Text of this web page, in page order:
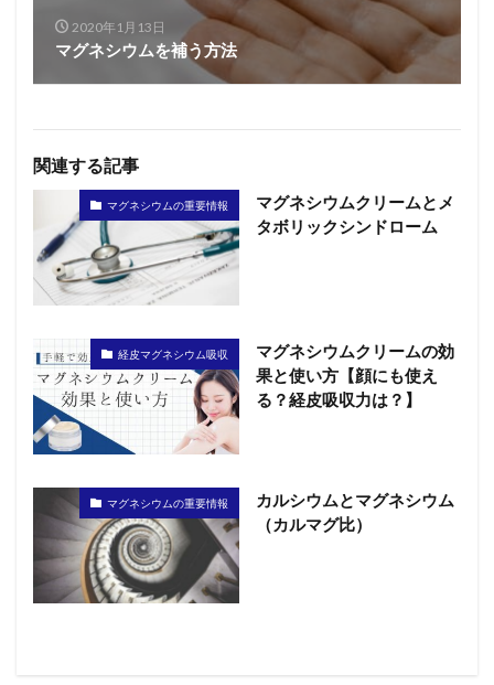
2020年1月13日
マグネシウムを補う方法
関連する記事
マグネシウムの重要情報
マグネシウムクリームとメ
タボリックシンドローム
経皮マグネシウム吸収
マグネシウムクリームの効
果と使い方【顔にも使え
る？経皮吸収力は？】
マグネシウムの重要情報
カルシウムとマグネシウム
（カルマグ比）